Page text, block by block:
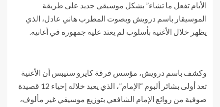
الأيام تفعل ما تشاء” بشكل موسيقي جديد على طريقة
الموسيقار باسم درويش وبصوت المطرب هاني عادل، الذي
يظهر خلال الأغنية بأسلوب لم يعتد عليه جمهوره في أغانيه.
وكشف باسم درويش، مؤسس فرقة كايرو ستيبس أن الأغنية
تعد أولى بشائر ألبوم “الإمام”، الذي يعيد خلاله إحياء 12 قصيدة
صوفية من روائع الإمام الشافعي بتوزيع موسيقي غير مألوف،